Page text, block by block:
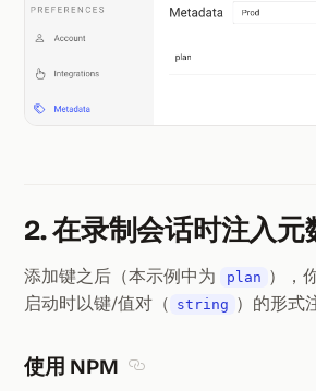
2. 在录制会话时注入元
添加键之后（本示例中为
plan ），
启动时以键/值对（ string ）的形式
使用 NPM